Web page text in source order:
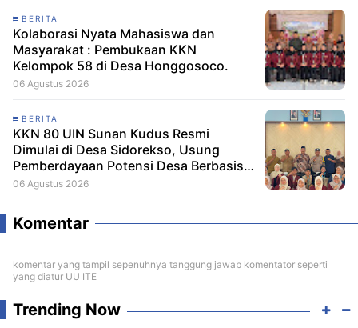
BERITA
Kolaborasi Nyata Mahasiswa dan
Masyarakat : Pembukaan KKN
Kelompok 58 di Desa Honggosoco.
06 Agustus 2026
BERITA
KKN 80 UIN Sunan Kudus Resmi
Dimulai di Desa Sidorekso, Usung
Pemberdayaan Potensi Desa Berbasis
Ekoteologi
06 Agustus 2026
Komentar
komentar yang tampil sepenuhnya tanggung jawab komentator seperti
yang diatur UU ITE
Trending Now